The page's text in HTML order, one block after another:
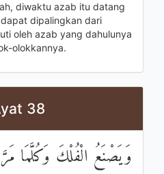
diwaktu azab itu datang
dipalingkan dari
oleh azab yang dahulunya
olokkannya.
38
وَيَصْنَعُ الْفُلْكَ وَكُلَّمَا